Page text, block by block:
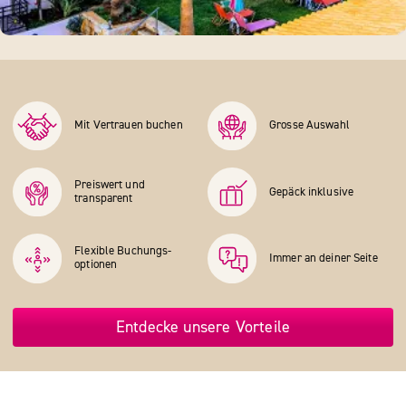
Mit Vertrauen buchen Grosse Auswahl
Preiswert und
transparent
Gepäck inklusive
Flexible Buchungs­
optionen
Immer an deiner Seite
Entdecke unsere Vorteile